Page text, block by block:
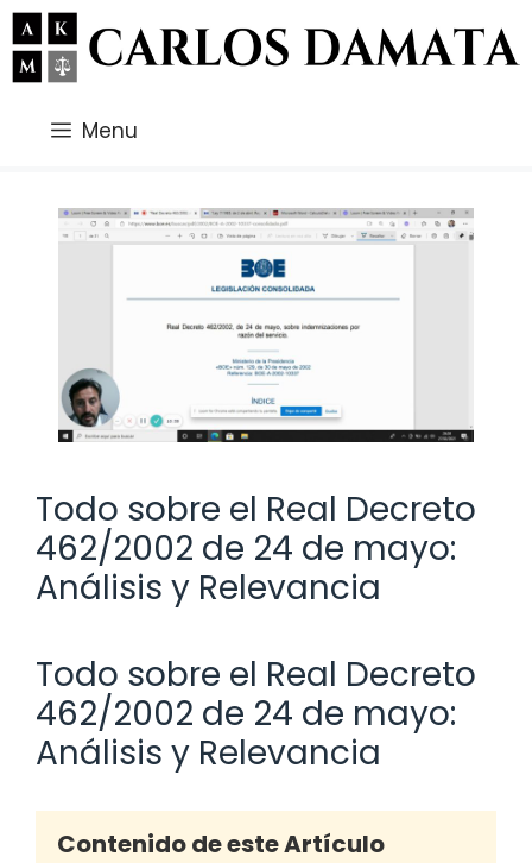
Saltar
al
contenido
Menu
Todo sobre el Real Decreto
462/2002 de 24 de mayo:
Análisis y Relevancia
Todo sobre el Real Decreto
462/2002 de 24 de mayo:
Análisis y Relevancia
Contenido de este Artículo